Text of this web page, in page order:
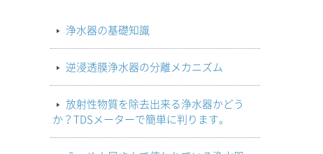
浄水器の基礎知識
逆浸透膜浄水器の分離メカニズム
放射性物質を除去出来る浄水器かどう
か？TDSメーターで簡単に判ります。